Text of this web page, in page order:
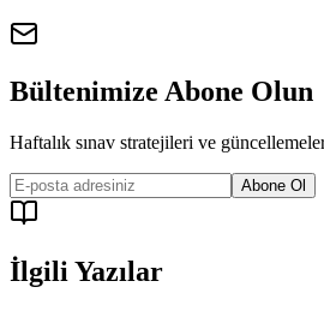
Bültenimize Abone Olun
Haftalık sınav stratejileri ve
Abone Ol
İlgili Yazılar